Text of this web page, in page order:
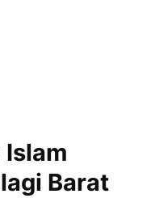
Islam
Barat